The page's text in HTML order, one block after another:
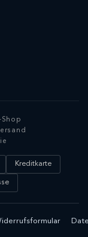
Shop
Kreditkarte